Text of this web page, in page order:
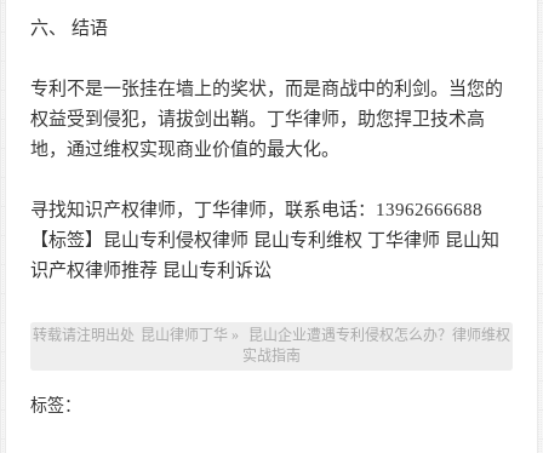
六、 结语
专利不是一张挂在墙上的奖状，而是商战中的利剑。当您的
权益受到侵犯，请拔剑出鞘。丁华律师，助您捍卫技术高
地，通过维权实现商业价值的最大化。
寻找知识产权律师，丁华律师，联系电话：13962666688
【标签】昆山专利侵权律师 昆山专利维权 丁华律师 昆山知
识产权律师推荐 昆山专利诉讼
转载请注明出处 昆山律师丁华 »
昆山企业遭遇专利侵权怎么办？律师维权
实战指南
标签：